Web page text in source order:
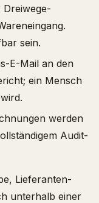
Dreiwege-
sein.
E-Mail an den
ein Mensch
werden
Audit-
Lieferanten-
unterhalb einer